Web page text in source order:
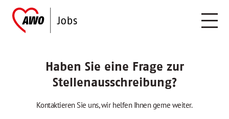
Haben Sie eine Frage zur
Stellenausschreibung?
Kontaktieren Sie uns, wir helfen Ihnen gerne weiter.